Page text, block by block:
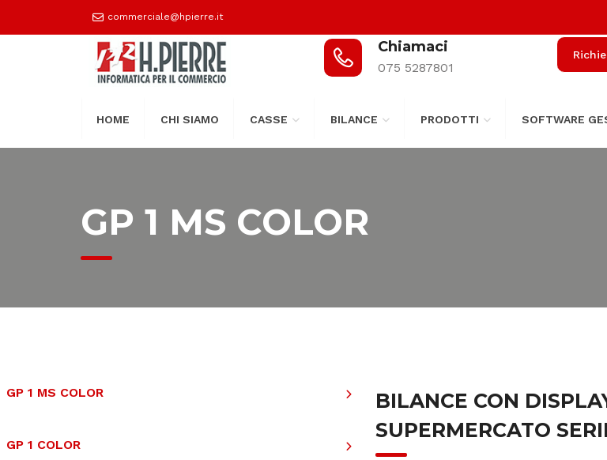
commerciale@hpierre.it
Chiamaci
075 5287801
HOME CHI SIAMO CASSE BILANCE PRODOTTI SOFTWARE
GP 1 MS COLOR
GP 1 MS COLOR
GP 1 COLOR
BILANCE CON
SUPERMERCATO